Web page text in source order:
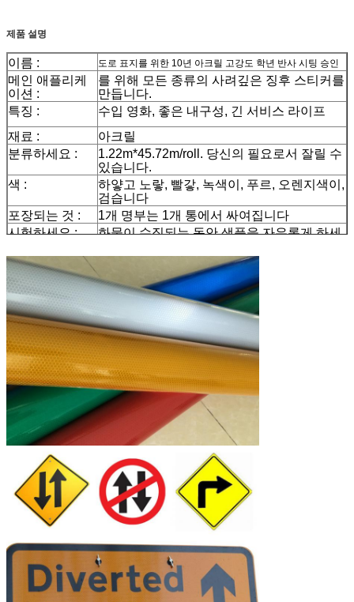
제품 설명
이름 : 도로 표지를 위한 10년 아크릴 고강도 학년 반사 시팅 승인
메인 애플리케
이션 :
를 위해 모든 종류의 사려깊은 징후 스티커를
만듭니다.
특징 :
수입 영화, 좋은 내구성, 긴 서비스 라이프
재료 :
아크릴
분류하세요 :
1.22m*45.72m/roll. 당신의 필요로서 잘릴 수
있습니다.
색 :
하얗고 노랗, 빨갛, 녹색이, 푸르, 오렌지색이,
검습니다
포장되는 것 :
1개 명부는 1개 통에서 싸여집니다
시험하세요 :
화물이 수집되는 동안 샘플을 자유롭게 하세
배달
발주량에 따르면, 7 일